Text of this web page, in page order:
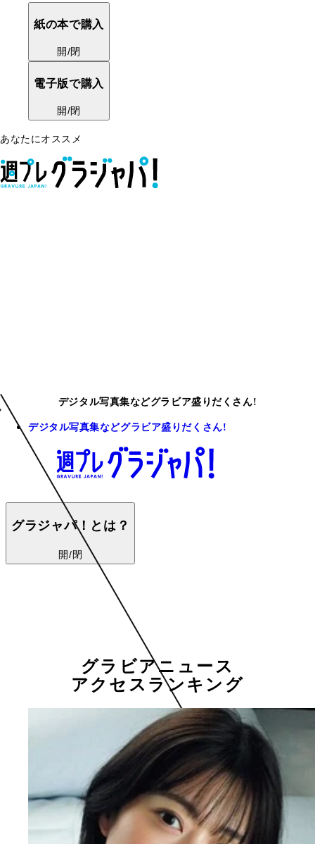
紙の本で購入
開/閉
電子版で購入
開/閉
あなたにオススメ
デジタル写真集などグラビア盛りだくさん!
デジタル写真集などグラビア盛りだくさん!
グラジャパ！とは？
開/閉
グラビアニュース
アクセスランキング